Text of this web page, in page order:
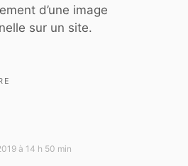
d’une image
sur un site.
à 14 h 50 min